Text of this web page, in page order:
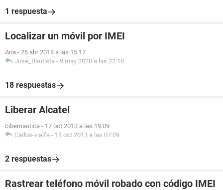
1 respuesta
Localizar un móvil por IMEI
Ana - 26 abr 2018 a las 15:17
José_Bautista - 9 may 2020 a las 22:18
18 respuestas
Liberar Alcatel
cibernautica - 17 oct 2013 a las 19:09
Carlos-vialfa - 18 oct 2013 a las 07:09
2 respuestas
Rastrear teléfono móvil robado con código IMEI